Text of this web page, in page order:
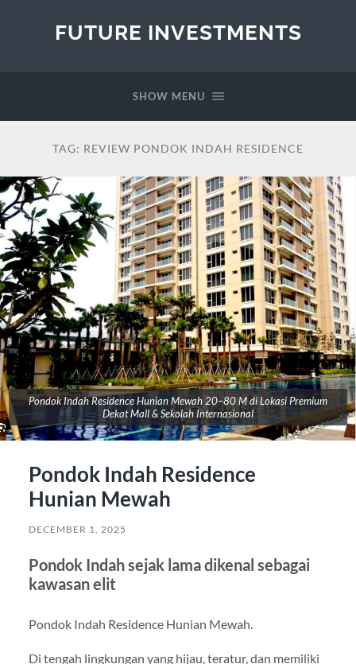
FUTURE INVESTMENTS
SHOW MENU
TAG: REVIEW PONDOK INDAH RESIDENCE
Pondok Indah Residence Hunian Mewah 20–80 M di Lokasi Premium
Dekat Mall & Sekolah Internasional
Pondok Indah Residence
Hunian Mewah
DECEMBER 1, 2025
Pondok Indah sejak lama dikenal sebagai
kawasan elit
Pondok Indah Residence Hunian Mewah.
Di tengah lingkungan yang hijau, teratur, dan memiliki